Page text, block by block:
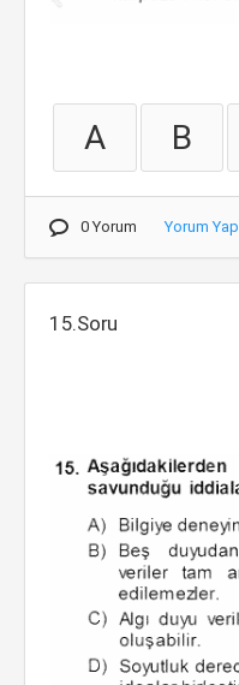
A B
0 Yorum Yorum Yap
15.Soru